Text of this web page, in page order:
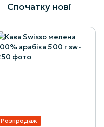
Спочатку нові
Розпродаж